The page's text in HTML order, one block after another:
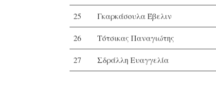
25 Γκαρκάσουλα Έβελιν
26 Τότσικας Παναγιώτης
27 Σδράλλη Ευαγγελία